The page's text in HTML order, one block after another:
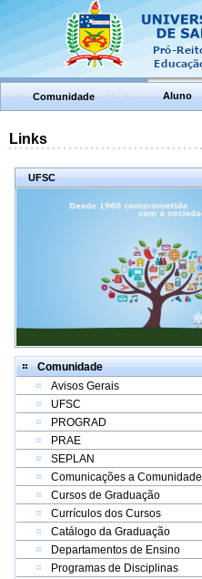
Comunidade Aluno
Links
UFSC
Comunidade
Avisos Gerais
UFSC
PROGRAD
PRAE
SEPLAN
Comunicações a Comunidade
Cursos de Graduação
Currículos dos Cursos
Catálogo da Graduação
Departamentos de Ensino
Programas de Disciplinas